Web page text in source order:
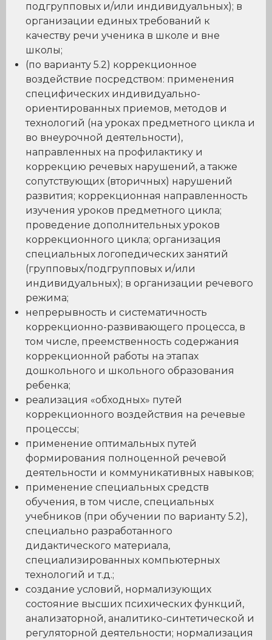
подгрупповых и/или индивидуальных); в
организации единых требований к
качеству речи ученика в школе и вне
школы;
(по варианту 5.2) коррекционное
воздействие посредством: применения
специфических индивидуально-
ориентированных приемов, методов и
технологий (на уроках предметного цикла и
во внеурочной деятельности),
направленных на профилактику и
коррекцию речевых нарушений, а также
сопутствующих (вторичных) нарушений
развития; коррекционная направленность
изучения уроков предметного цикла;
проведение дополнительных уроков
коррекционного цикла; организация
специальных логопедических занятий
(групповых/подгрупповых и/или
индивидуальных); в организации речевого
режима;
непрерывность и систематичность
коррекционно-развивающего процесса, в
том числе, преемственность содержания
коррекционной работы на этапах
дошкольного и школьного образования
ребенка;
реализация «обходных» путей
коррекционного воздействия на речевые
процессы;
применение оптимальных путей
формирования полноценной речевой
деятельности и коммуникативных навыков;
применение специальных средств
обучения, в том числе, специальных
учебников (при обучении по варианту 5.2),
специально разработанного
дидактического материала,
специализированных компьютерных
технологий и т.д.;
создание условий, нормализующих
состояние высших психических функций,
анализаторной, аналитико-синтетической и
регуляторной деятельности; нормализация